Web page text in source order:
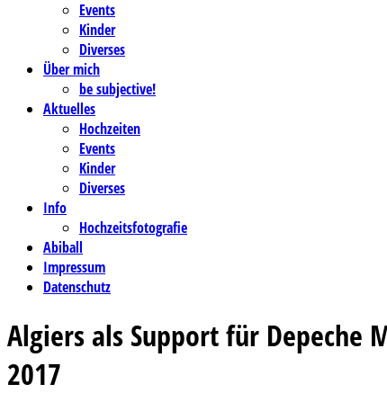
Events
Kinder
Diverses
Über mich
be subjective!
Aktuelles
Hochzeiten
Events
Kinder
Diverses
Info
Hochzeitsfotografie
Abiball
Impressum
Datenschutz
Algiers als Support für
2017